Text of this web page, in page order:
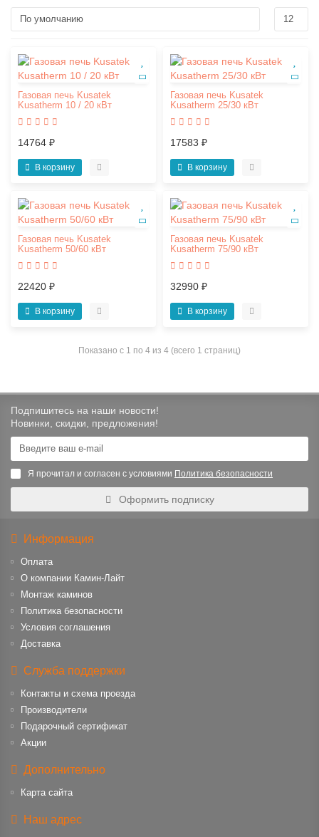
Газовая печь Kusatek
Kusatherm 10 / 20 кВт
14764 ₽
В корзину
Газовая печь Kusatek
Kusatherm 25/30 кВт
17583 ₽
В корзину
Газовая печь Kusatek
Kusatherm 50/60 кВт
22420 ₽
В корзину
Газовая печь Kusatek
Kusatherm 75/90 кВт
32990 ₽
В корзину
Показано с 1 по 4 из 4 (всего 1 страниц)
Подпишитесь на наши новости!
Новинки, скидки, предложения!
Я прочитал и согласен с условиями Политика безопасности
Оформить подписку
Информация
Оплата
О компании Камин-Лайт
Монтаж каминов
Политика безопасности
Условия соглашения
Доставка
Служба поддержки
Контакты и схема проезда
Производители
Подарочный сертификат
Акции
Дополнительно
Карта сайта
Наш адрес